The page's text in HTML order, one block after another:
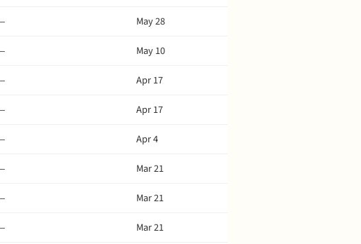
May 28
May 10
Apr 17
Apr 17
Apr 4
Mar 21
Mar 21
Mar 21